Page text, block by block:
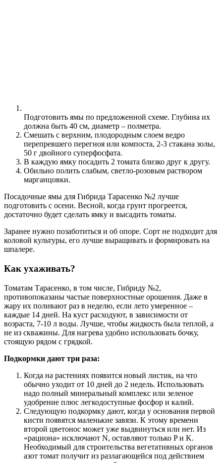
Подготовить ямы по предложенной схеме. Глубина их
должна быть 40 см, диаметр – полметра.
Смешать с верхним, плодородным слоем ведро
перепревшего перегноя или компоста, 2-3 стакана золы,
50 г двойного суперфосфата.
В каждую ямку посадить 2 томата близко друг к другу.
Обильно полить слабым, светло-розовым раствором
марганцовки.
Посадочные ямы для Гибрида Тарасенко №2 лучше
подготовить с осени. Весной, когда грунт прогреется,
достаточно будет сделать ямку и высадить томаты.
Заранее нужно позаботиться и об опоре. Сорт не подходит для
коловой культуры, его лучше выращивать и формировать на
шпалере.
Как ухаживать?
Томатам Тарасенко, в том числе, Гибриду №2,
противопоказаны частые поверхностные орошения. Даже в
жару их поливают раз в неделю, если лето умеренное –
каждые 14 дней. На куст расходуют, в зависимости от
возраста, 7-10 л воды. Лучше, чтобы жидкость была теплой, а
не из скважины. Для нагрева удобно использовать бочку,
стоящую рядом с грядкой.
Подкормки дают три раза:
Когда на растениях появится новый листик, на что
обычно уходит от 10 дней до 2 недель. Использовать
надо полный минеральный комплекс или зеленое
удобрение плюс легкодоступные фосфор и калий.
Следующую подкормку дают, когда у основания первой
кисти появятся маленькие завязи. К этому времени
второй цветонос может уже выдвинуться или нет. Из
«рациона» исключают N, оставляют только P и K.
Необходимый для строительства вегетативных органов
азот томат получит из разлагающейся под действием